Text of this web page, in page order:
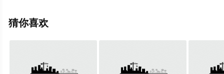
清无删减完整版动漫全集就上策驰电影网，更多剧情信息
猜你喜欢